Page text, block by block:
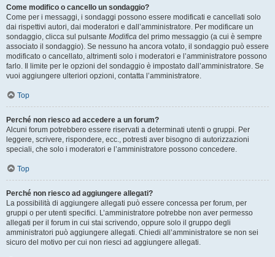
Come modifico o cancello un sondaggio?
Come per i messaggi, i sondaggi possono essere modificati e cancellati solo
dai rispettivi autori, dai moderatori e dall’amministratore. Per modificare un
sondaggio, clicca sul pulsante Modifica del primo messaggio (a cui è sempre
associato il sondaggio). Se nessuno ha ancora votato, il sondaggio può essere
modificato o cancellato, altrimenti solo i moderatori e l’amministratore possono
farlo. Il limite per le opzioni del sondaggio è impostato dall’amministratore. Se
vuoi aggiungere ulteriori opzioni, contatta l’amministratore.
Top
Perché non riesco ad accedere a un forum?
Alcuni forum potrebbero essere riservati a determinati utenti o gruppi. Per
leggere, scrivere, rispondere, ecc., potresti aver bisogno di autorizzazioni
speciali, che solo i moderatori e l’amministratore possono concedere.
Top
Perché non riesco ad aggiungere allegati?
La possibilità di aggiungere allegati può essere concessa per forum, per
gruppi o per utenti specifici. L’amministratore potrebbe non aver permesso
allegati per il forum in cui stai scrivendo, oppure solo il gruppo degli
amministratori può aggiungere allegati. Chiedi all’amministratore se non sei
sicuro del motivo per cui non riesci ad aggiungere allegati.